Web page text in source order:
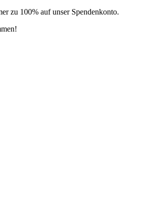
zu 100% auf unser Spendenkonto.